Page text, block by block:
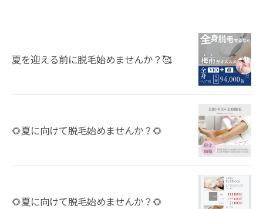
夏を迎える前に脱毛始めませんか？🥰
🌻夏に向けて脱毛始めませんか？🌻
🌻夏に向けて脱毛始めませんか？🌻